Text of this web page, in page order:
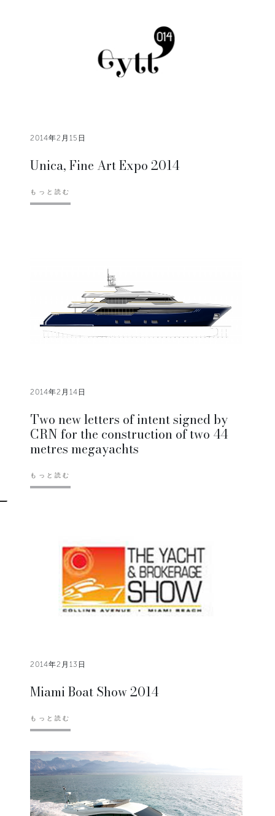
2014年2月15日
Unica, Fine Art Expo 2014
もっと読む
2014年2月14日
Two new letters of intent signed by
CRN for the construction of two 44
metres megayachts
もっと読む
2014年2月13日
Miami Boat Show 2014
もっと読む